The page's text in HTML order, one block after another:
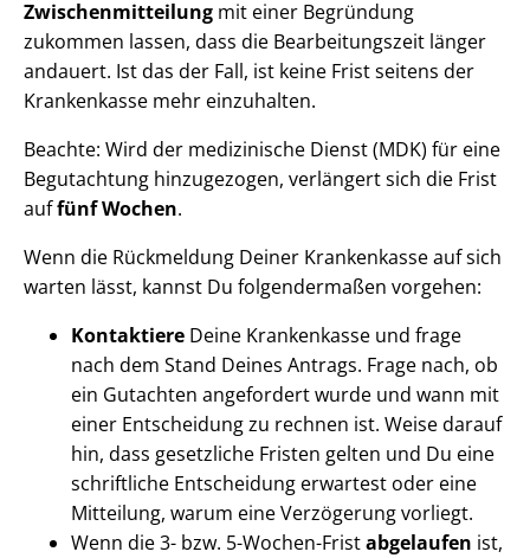
Zwischenmitteilung mit einer Begründung
zukommen lassen, dass die Bearbeitungszeit länger
andauert. Ist das der Fall, ist keine Frist seitens der
Krankenkasse mehr einzuhalten.
Beachte: Wird der medizinische Dienst (MDK) für eine
Begutachtung hinzugezogen, verlängert sich die Frist
auffünf Wochen.
Wenn die Rückmeldung Deiner Krankenkasse auf sich
warten lässt, kannst Du folgendermaßen vorgehen:
Kontaktiere Deine Krankenkasse und frage
nach dem Stand Deines Antrags. Frage nach, ob
ein Gutachten angefordert wurde und wann mit
einer Entscheidung zu rechnen ist. Weise darauf
hin, dass gesetzliche Fristen gelten und Du eine
schriftliche Entscheidung erwartest oder eine
Mitteilung, warum eine Verzögerung vorliegt.
Wenn die 3- bzw. 5-Wochen-Fristabgelaufen ist,